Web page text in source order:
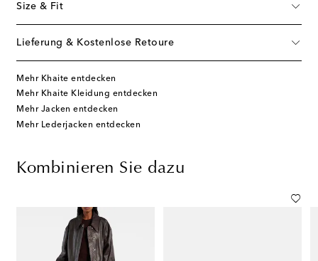
Size & Fit
Lieferung & Kostenlose Retoure
Mehr Khaite entdecken
Mehr Khaite Kleidung entdecken
Mehr Jacken entdecken
Mehr Lederjacken entdecken
Kombinieren Sie dazu